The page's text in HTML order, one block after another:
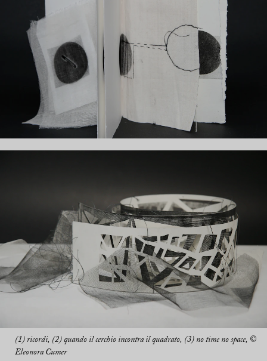
(1) ricordi, (2) quando il cerchio incontra il quadrato, (3) no time no space, ©
Eleonora Cumer